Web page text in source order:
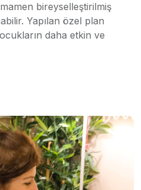
bireyselleştirilmiş
Yapılan özel plan
daha etkin ve